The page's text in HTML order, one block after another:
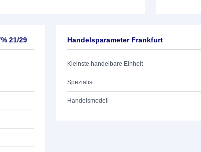
21/29 Handelsparameter Frankfurt
Kleinste handelbare Einheit
Spezialist
Handelsmodell